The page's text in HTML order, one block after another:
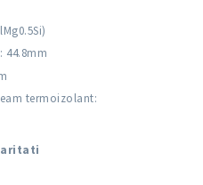
44.8mm
termoizolant: